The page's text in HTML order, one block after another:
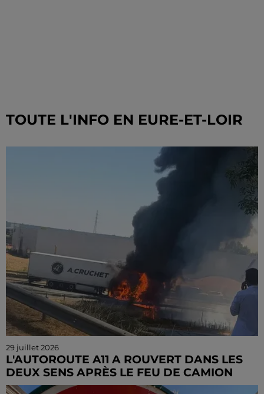
TOUTE L'INFO EN EURE-ET-LOIR
29 juillet 2026
L'AUTOROUTE A11 A ROUVERT DANS LES
DEUX SENS APRÈS LE FEU DE CAMION
Le trafic avait été interrompu mardi après-midi après